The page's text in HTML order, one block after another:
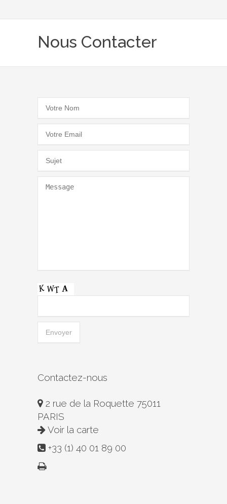
Nous Contacter
Contactez-nous
2 rue de la Roquette 75011
PARIS
Voir la carte
+33 (1) 40 01 89 00